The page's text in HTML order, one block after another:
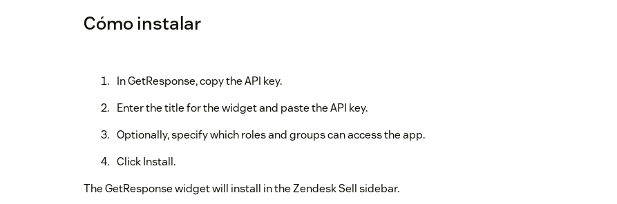
Cómo instalar
In GetResponse, copy the API key.
Enter the title for the widget and paste the API key.
Optionally, specify which roles and groups can access the app.
Click Install.
The GetResponse widget will install in the Zendesk Sell sidebar.